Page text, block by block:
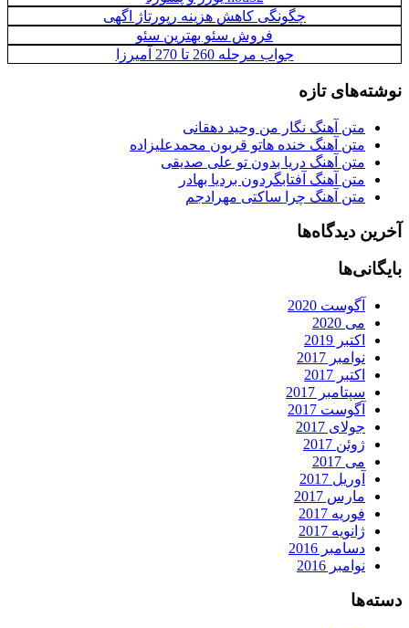
چگونگی کاهش هزینه رپورتاژ اگهی
فروش سئو بهترین سئو
جواب مرحله 260 تا 270 آمیرزا
نوشته‌های تازه
متن آهنگ نگار من وحید دهقانی
متن آهنگ خنده هاتو قربون محمدعلیزاده
متن آهنگ دریا بدون تو علی صدیقی
متن آهنگ آفتابگردون بردیا بهادر
متن آهنگ چرا ساکتی مهرادجم
آخرین دیدگاه‌ها
بایگانی‌ها
آگوست 2020
می 2020
اکتبر 2019
نوامبر 2017
اکتبر 2017
سپتامبر 2017
آگوست 2017
جولای 2017
ژوئن 2017
می 2017
آوریل 2017
مارس 2017
فوریه 2017
ژانویه 2017
دسامبر 2016
نوامبر 2016
دسته‌ها